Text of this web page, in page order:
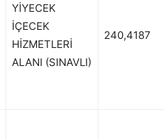
YİYECEK
İÇECEK
HİZMETLERİ
ALANI (SINAVLI)
240,4187